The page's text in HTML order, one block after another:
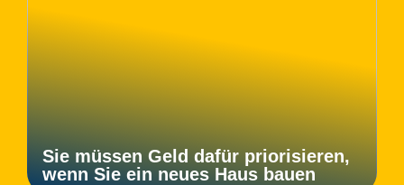
Sie müssen Geld dafür priorisieren,
wenn Sie ein neues Haus bauen